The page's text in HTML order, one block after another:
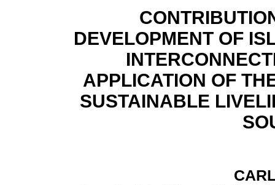
DEVELOPMENT OF
APPLICATION OF
SUSTAINABLE